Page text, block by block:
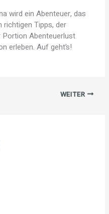
wird ein Abenteuer, das
richtigen Tipps, der
Abenteuerlust
erleben. Auf geht’s!
WEITER